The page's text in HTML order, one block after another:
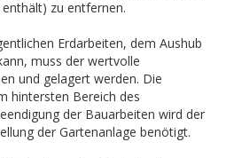
zu entfernen.
Erdarbeiten, dem Aushub
muss der wertvolle
und gelagert werden. Die
hintersten Bereich des
der Bauarbeiten wird der
der Gartenanlage benötigt.